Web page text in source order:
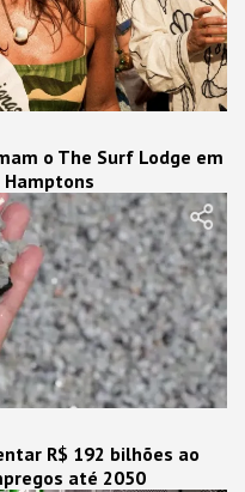
o The Surf Lodge em
R$ 192 bilhões ao
até 2050